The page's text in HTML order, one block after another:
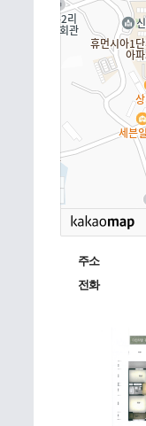
주소
전화